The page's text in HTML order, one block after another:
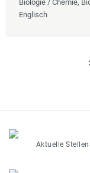
Biologie / Chemie,
Englisch
Aktuelle